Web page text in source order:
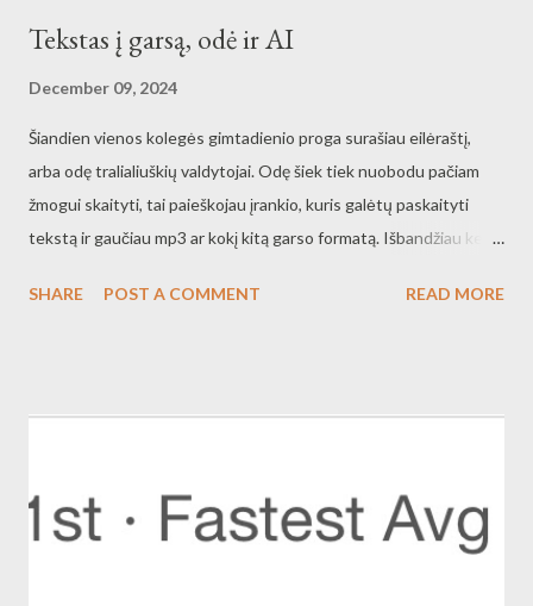
Tekstas į garsą, odė ir AI
December 09, 2024
Šiandien vienos kolegės gimtadienio proga surašiau eilėraštį,
arba odę tralialiuškių valdytojai. Odę šiek tiek nuobodu pačiam
žmogui skaityti, tai paieškojau įrankio, kuris galėtų paskaityti
tekstą ir gaučiau mp3 ar kokį kitą garso formatą. Išbandžiau kelis
įmanoma lietuvių kalba perskaitytą tekstą suvokti. Porą balsų
būrelio steigėjai Kai lietuviai Daro verslą, Įmones jie perka. O kai
dokai nepaeina, Amazonas ima ir uždaro Duris visam laikui.
SHARE POST A COMMENT READ MORE